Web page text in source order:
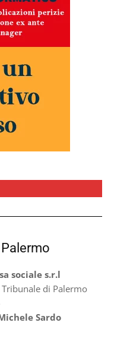
sociale s.r.l
di Palermo
Sardo